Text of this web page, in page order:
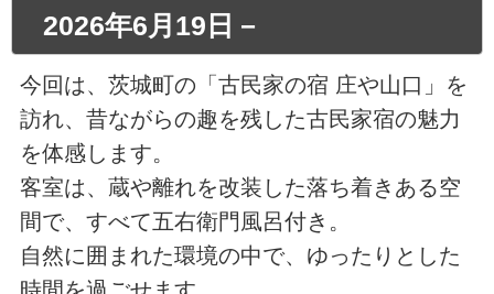
2026年6月19日－
今回は、茨城町の「古民家の宿 庄や山口」を
訪れ、昔ながらの趣を残した古民家宿の魅力
を体感します。
客室は、蔵や離れを改装した落ち着きある空
間で、すべて五右衛門風呂付き。
自然に囲まれた環境の中で、ゆったりとした